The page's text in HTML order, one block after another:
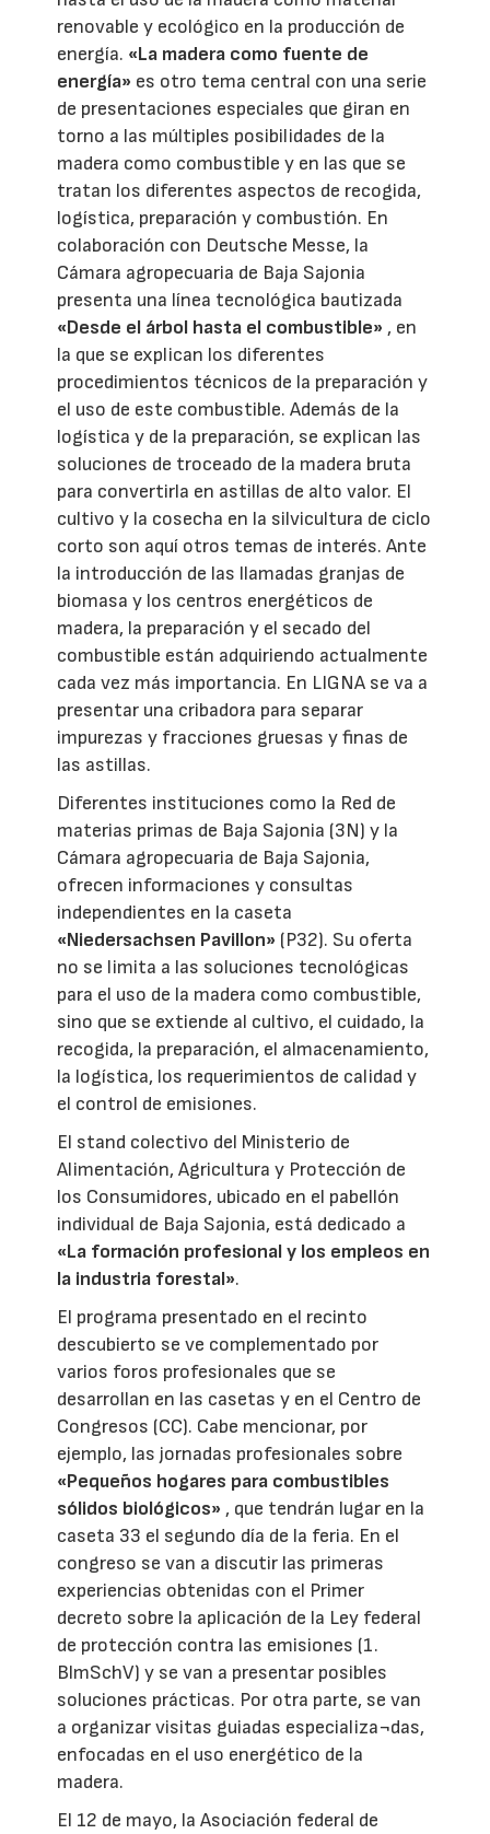
renovable y ecológico en la producción de
energía. «La madera como fuente de
energía» es otro tema central con una serie
de presentaciones especiales que giran en
torno a las múltiples posibilidades de la
madera como combustible y en las que se
tratan los diferentes aspectos de recogida,
logística, preparación y combustión. En
colaboración con Deutsche Messe, la
Cámara agropecuaria de Baja Sajonia
presenta una línea tecnológica bautizada
«Desde el árbol hasta el combustible», en
la que se explican los diferentes
procedimientos técnicos de la preparación y
el uso de este combustible. Además de la
logística y de la preparación, se explican las
soluciones de troceado de la madera bruta
para convertirla en astillas de alto valor. El
cultivo y la cosecha en la silvicultura de ciclo
corto son aquí otros temas de interés. Ante
la introducción de las llamadas granjas de
biomasa y los centros energéticos de
madera, la preparación y el secado del
combustible están adquiriendo actualmente
cada vez más importancia. En LIGNA se va a
presentar una cribadora para separar
impurezas y fracciones gruesas y finas de
las astillas.
Diferentes instituciones como la Red de
materias primas de Baja Sajonia (3N) y la
Cámara agropecuaria de Baja Sajonia,
ofrecen informaciones y consultas
independientes en la caseta
«Niedersachsen Pavillon» (P32). Su oferta
no se limita a las soluciones tecnológicas
para el uso de la madera como combustible,
sino que se extiende al cultivo, el cuidado, la
recogida, la preparación, el almacenamiento,
la logística, los requerimientos de calidad y
el control de emisiones.
El stand colectivo del Ministerio de
Alimentación, Agricultura y Protección de
los Consumidores, ubicado en el pabellón
individual de Baja Sajonia, está dedicado a
«La formación profesional y los empleos en
la industria forestal».
El programa presentado en el recinto
descubierto se ve complementado por
varios foros profesionales que se
desarrollan en las casetas y en el Centro de
Congresos (CC). Cabe mencionar, por
ejemplo, las jornadas profesionales sobre
«Pequeños hogares para combustibles
sólidos biológicos», que tendrán lugar en la
caseta 33 el segundo día de la feria. En el
congreso se van a discutir las primeras
experiencias obtenidas con el Primer
decreto sobre la aplicación de la Ley federal
de protección contra las emisiones (1.
BlmSchV) y se van a presentar posibles
soluciones prácticas. Por otra parte, se van
a organizar visitas guiadas especializa¬das,
enfocadas en el uso energético de la
madera.
El 12 de mayo, la Asociación federal de